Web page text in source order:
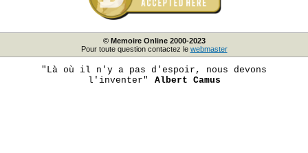
© Memoire Online 2000-2023
Pour toute question contactez le webmaster
"Là où il n'y a pas d'espoir, nous devons
l'inventer"
Albert Camus